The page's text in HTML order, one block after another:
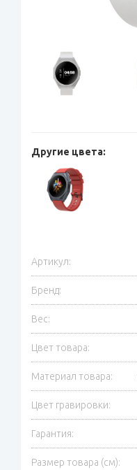
Другие цвета:
Артикул:
Бренд:
Вес:
Цвет товара:
Материал товара:
Цвет гравировки:
Гарантия:
Размер товара (см):